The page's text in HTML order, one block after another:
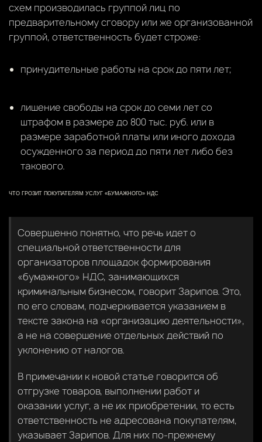
схем производилась группой лиц по
предварительному сговору или же организованной
группой, ответственность будет строже:
принудительные работы на срок до пяти лет;
лишение свободы на срок до семи лет со
штрафом в размере до 800 тыс. руб. или в
размере заработной платы или иного дохода
осужденного за период до пяти лет либо без
такового.
ЧТО ГРОЗИТ ПОКУПАТЕЛЯМ УСЛУГ «БУМАЖНОГО» НДС
Совершенно понятно, что речь идет о
специальной ответственности для
организаторов площадок формирования
«бумажного» НДС, занимающихся
криминальным бизнесом, говорит Зарипов. Это,
по его словам, подчеркивается указанием в
тексте закона на «организацию деятельности»,
а не на совершение отдельных действий по
уклонению от налогов.
В примечании к новой статье говорится об
отгрузке товаров, выполнении работ и
оказании услуг, а не их приобретении, то есть
ответственность не адресована покупателям,
указывает Зарипов. Для них по-прежнему